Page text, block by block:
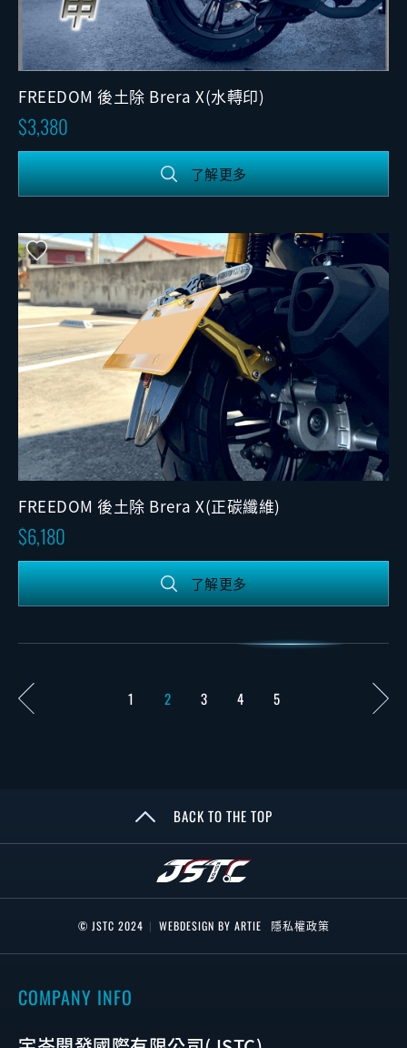
FREEDOM 後土除 Brera X(水轉印)
3,380
了解更多
FREEDOM 後土除 Brera X(正碳纖維)
6,180
了解更多
1 2 3 4 5
BACK TO THE TOP
© JSTC 2024 | WEBDESIGN BY ARTIE 隱私權政策
COMPANY INFO